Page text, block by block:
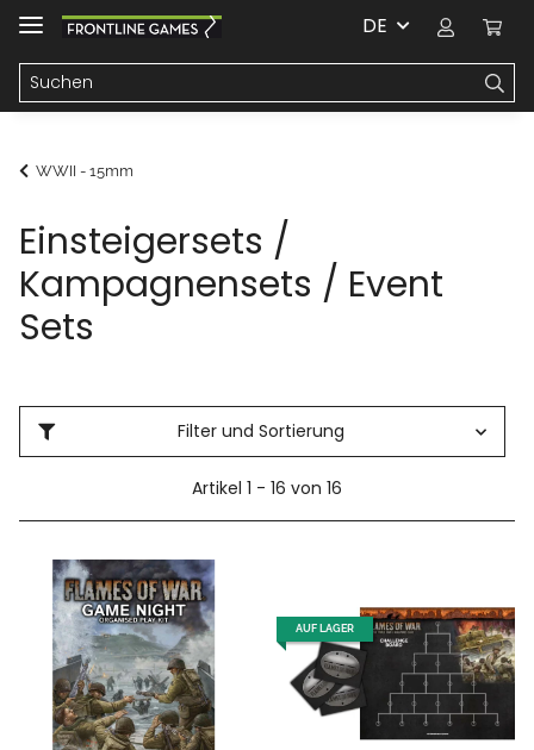
DE
WWII - 15mm
Einsteigersets /
Kampagnensets / Event
Sets
Filter und Sortierung
Artikel 1 - 16 von 16
AUF LAGER